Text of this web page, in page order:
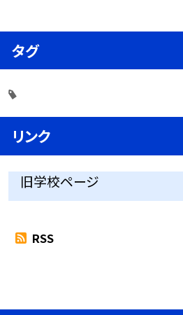
タグ
リンク
旧学校ページ
RSS